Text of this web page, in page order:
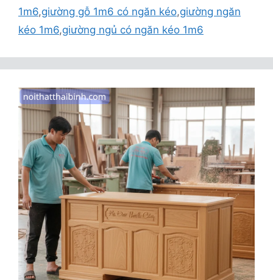
1m6,giường gỗ 1m6 có ngăn kéo,giường ngăn
kéo 1m6,giường ngủ có ngăn kéo 1m6